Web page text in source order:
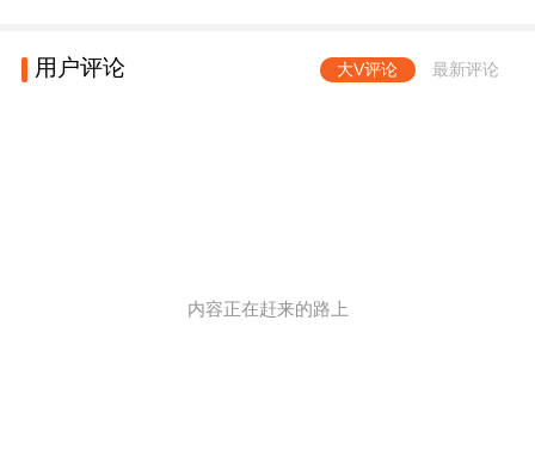
用户评论 大V评论 最新评论
内容正在赶来的路上